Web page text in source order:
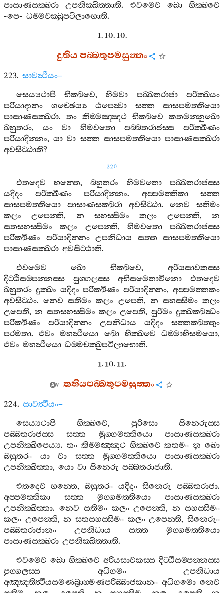
පාසාණසක‍්ඛරා
උපනික‍්ඛිත‍්තාති. එවමෙව ඛො
භික‍්ඛවෙ
-පෙ- ධම‍්මචක‍්ඛුපටිලාභොති.
1. 10. 10.
දුතියපබ‍්බතූපමසුත‍්තං
223. සාවත්‍ථියං–
සෙය්‍යථාපි
භික‍්ඛවෙ,හිමවා පබ‍්බතරාජා
පරික‍්ඛයං
පරියාදානං
ගච‍්ඡෙය්‍ය ඨපෙත්‍වා සත‍්ත
සාසපමත‍්තියො
පාසාණසක‍්ඛරා. තං කිම‍්මඤ‍්ඤථ භික‍්ඛවෙ
කතමන‍්නුඛො
බහුතරං,යං වා හිමවතො පබ‍්බතරාජස‍්ස
පරික‍්ඛීණං
පරියාදින‍්නං,යා වා සත‍්ත සාසපමත‍්තියො පාසාණසක‍්ඛරා
අවසිට‍්ඨාති?
220
එතදෙව භන‍්තෙ,බහුතරං හිමවතො
පබ‍්බතරාජස‍්ස
යදිදං
පරික‍්ඛීණං පරියාදින‍්නං. අප‍්පමත‍්තිකා
සත‍්ත
සාසපමත‍්තියො
පාසාණසක‍්ඛරා අවසිට‍්ඨා. නෙව
සතිමං
කලං
උපෙන‍්ති, න සහස‍්සිමං කලං උපෙන‍්ති,න
සතසහස‍්සිමං
කලං උපෙන‍්ති, හිමවතො
පබ‍්බතරාජස‍්ස
පරික‍්ඛීණං
පරියාදින‍්නං උපනිධාය සත‍්ත
සාසපමත‍්තියො
පාසාණසක‍්ඛරා අවසිට‍්ඨාති.
එවමෙව
ඛො භික‍්ඛවෙ,අරියසාවකස‍්ස
දිට‍්ඨිසම‍්පන‍්නස‍්ස
පුග‍්ගලස‍්ස අභිසමෙතාවිනො
එතදෙව
බහුතරං දුක‍්ඛං යදිදං පරික‍්ඛීණං පරියාදින‍්නං,අප‍්පමත‍්තකං
අවසිට‍්ඨං.නෙව සතිමං කලං උපෙති, න සහස‍්සිමං කලං
උපෙති,න සතසහස‍්සිමං කලං උපෙති, පුරිමං දුක‍්ඛක‍්ඛන්‍ධං
පරික‍්ඛීණං
පරියාදින‍්නං උපනිධාය යදිදං
සත‍්තක‍්ඛත‍්තුං
පරමතා.එවං මහත්‍ථියො ඛො භික‍්ඛවෙ ධම‍්මාභිසමයො,
එවං මහත්‍ථියො ධම‍්මචක‍්ඛුපටිලාභොති.
1. 10. 11.
තතියපබ‍්බතූපමසුත‍්තං
224. සාවත්‍ථියං–
සෙය්‍යථාපි
භික‍්ඛවෙ, පුරිසො
සිනෙරුස‍්ස
පබ‍්බතරාජස‍්ස
සත‍්ත මුග‍්ගමත‍්තියො
පාසාණසක‍්ඛරා
උපනික‍්ඛිපෙය්‍ය. තං කිම‍්මඤ‍්ඤථ භික‍්ඛවෙ කතමං නු ඛො
බහුතරං
යා වා සත‍්ත මුග‍්ගමත‍්තියො
පාසාණසක‍්ඛරා
උපනික‍්ඛිත‍්තා, යො වා සිනෙරු පබ‍්බතරාජාති.
එතදෙව භන‍්තෙ, බහුතරං යදිදං සිනෙරු පබ‍්බතරාජා.
අප‍්පමත‍්තිකා
සත‍්ත මුග‍්ගමත‍්තියො
පාසාණසක‍්ඛරා
උපනික‍්ඛිත‍්තා. නෙව සතිමං කලං උපෙන‍්ති,න සහස‍්සිමං
කලං උපෙන‍්ති,න සතසහස‍්සිමං කලං උපෙන‍්ති,සිනෙරුං
පබ‍්බතරාජානං
උපනිධාය සත‍්ත
මුග‍්ගමත‍්තියො
පාසාණසක‍්ඛරා උපනික‍්ඛිත‍්තාති.
එවමෙව ඛො භික‍්ඛවෙ අරියසාවකස‍්ස දිට‍්ඨිසම‍්පන‍්නස‍්ස
පුග‍්ගලස‍්ස
අධිගමං
උපනිධාය
අඤ‍්ඤතිත්‍ථියසමණබ්‍රාහ‍්මණපරිබ‍්බාජකානං අධිගමො නෙව